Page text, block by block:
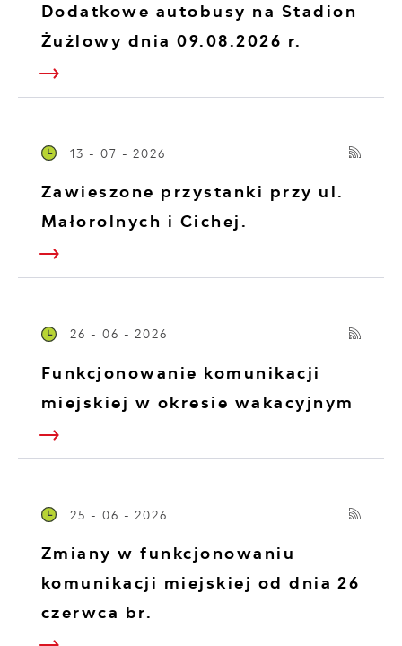
Dodatkowe autobusy na Stadion
Żużlowy dnia 09.08.2026 r.
13 - 07 - 2026
Zawieszone przystanki przy ul.
Małorolnych i Cichej.
26 - 06 - 2026
Funkcjonowanie komunikacji
miejskiej w okresie wakacyjnym
25 - 06 - 2026
Zmiany w funkcjonowaniu
komunikacji miejskiej od dnia 26
czerwca br.